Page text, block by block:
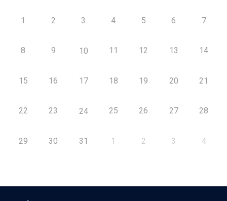
1 2 3 4 5 6 7
8 9 10 11 12 13 14
15 16 17 18 19 20 21
22 23 24 25 26 27 28
29 30 31 1 2 3 4